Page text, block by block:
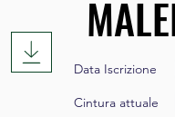
Data Iscrizione
Cintura attuale